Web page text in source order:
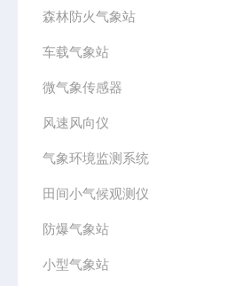
森林防火气象站
车载气象站
微气象传感器
风速风向仪
气象环境监测系统
田间小气候观测仪
防爆气象站
小型气象站